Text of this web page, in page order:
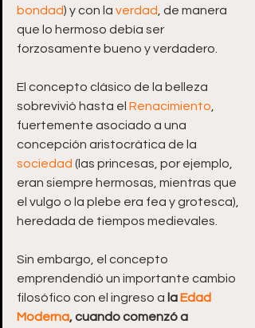
bondad) y con la verdad , de manera
que lo hermoso debía ser
forzosamente bueno y verdadero.
El concepto clásico de la belleza
sobrevivió hasta el Renacimiento
fuertemente asociado a una
concepción aristocrática de la
sociedad (las princesas, por ejemplo,
eran siempre hermosas, mientras que
el vulgo o la plebe era fea y grotesca),
heredada de tiempos medievales.
Sin embargo, el concepto
emprendendió un importante cambio
filosófico con el ingreso a la Edad
Moderna, cuando comenzó a